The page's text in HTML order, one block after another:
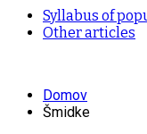
Syllabus of
Other articles
Domov
Šmidke